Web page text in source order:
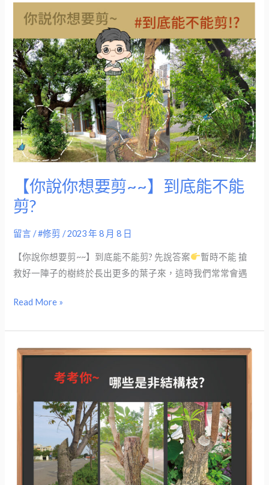
【你說你想要剪~~】到底能不能
剪?
留言 /#修剪 /2023 年 8 月 8 日
【你說你想要剪~~】到底能不能剪? 先說答案
暫時不能 搶
救好一陣子的樹終於長出更多的葉子來，這時我們常常會遇
【你
你
想
要
剪
~~】
到
底
能
剪?
Read More »
考
考